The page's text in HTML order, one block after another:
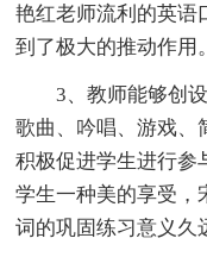
艳红老师流利的英语
到了极大的推动作用。
3、教师能够创设
歌曲、吟唱、游戏、
积极促进学生进行参
学生一种美的享受，
词的巩固练习意义久